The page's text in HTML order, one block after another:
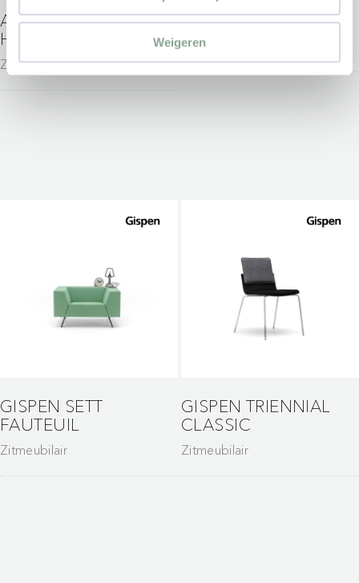
Weigeren
AHREND REVOLT BY
HAY
Zitmeubilair
GISPEN JUNA
Zitmeubilair
GISPEN SETT
FAUTEUIL
Zitmeubilair
GISPEN TRIENNIAL
CLASSIC
Zitmeubilair